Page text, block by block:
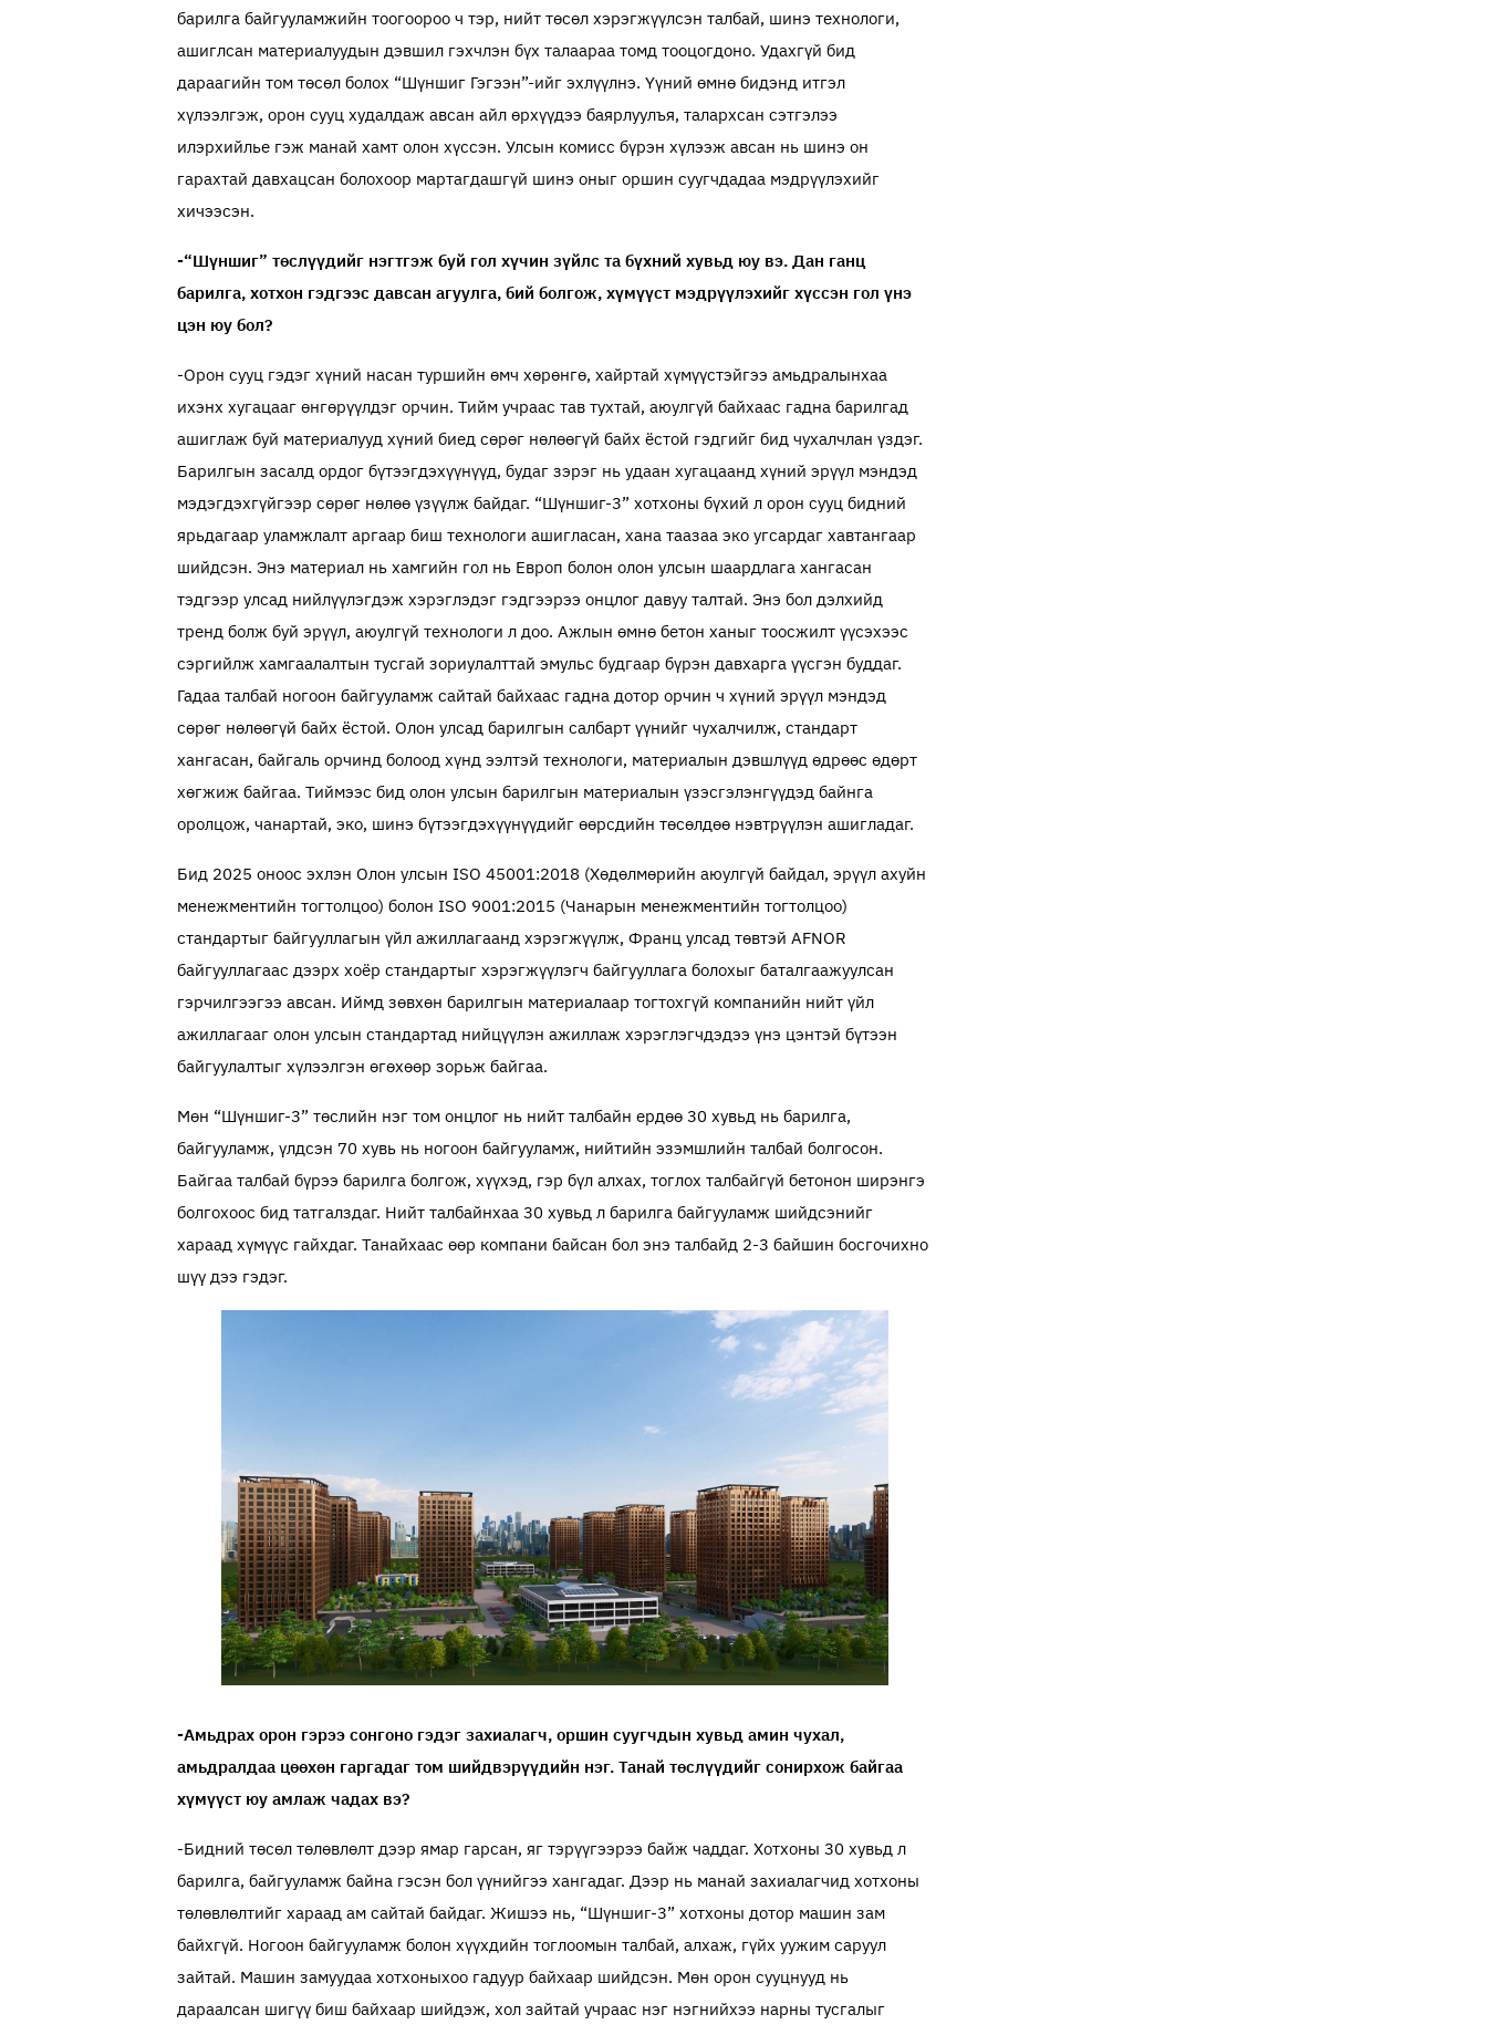
барилга байгууламжийн тоогоороо ч тэр, нийт төсөл хэрэгжүүлсэн талбай, шинэ технологи,
ашиглсан материалуудын дэвшил гэхчлэн бүх талаараа томд тооцогдоно. Удахгүй бид
дараагийн том төсөл болох “Шүншиг Гэгээн”-ийг эхлүүлнэ. Үүний өмнө бидэнд итгэл
хүлээлгэж, орон сууц худалдаж авсан айл өрхүүдээ баярлуулъя, талархсан сэтгэлээ
илэрхийлье гэж манай хамт олон хүссэн. Улсын комисс бүрэн хүлээж авсан нь шинэ он
гарахтай давхацсан болохоор мартагдашгүй шинэ оныг оршин суугчдадаа мэдрүүлэхийг
хичээсэн.
-“Шүншиг” төслүүдийг нэгтгэж буй гол хүчин зүйлс та бүхний хувьд юу вэ. Дан ганц
барилга, хотхон гэдгээс давсан агуулга, бий болгож, хүмүүст мэдрүүлэхийг хүссэн гол үнэ
цэн юу бол?
-Орон сууц гэдэг хүний насан туршийн өмч хөрөнгө, хайртай хүмүүстэйгээ амьдралынхаа
ихэнх хугацааг өнгөрүүлдэг орчин. Тийм учраас тав тухтай, аюулгүй байхаас гадна барилгад
ашиглаж буй материалууд хүний биед сөрөг нөлөөгүй байх ёстой гэдгийг бид чухалчлан үздэг.
Барилгын засалд ордог бүтээгдэхүүнүүд, будаг зэрэг нь удаан хугацаанд хүний эрүүл мэндэд
мэдэгдэхгүйгээр сөрөг нөлөө үзүүлж байдаг. “Шүншиг-3” хотхоны бүхий л орон сууц бидний
ярьдагаар уламжлалт аргаар биш технологи ашигласан, хана таазаа эко угсардаг хавтангаар
шийдсэн. Энэ материал нь хамгийн гол нь Европ болон олон улсын шаардлага хангасан
тэдгээр улсад нийлүүлэгдэж хэрэглэдэг гэдгээрээ онцлог давуу талтай. Энэ бол дэлхийд
тренд болж буй эрүүл, аюулгүй технологи л доо. Ажлын өмнө бетон ханыг тоосжилт үүсэхээс
сэргийлж хамгаалалтын тусгай зориулалттай эмульс будгаар бүрэн давхарга үүсгэн буддаг.
Гадаа талбай ногоон байгууламж сайтай байхаас гадна дотор орчин ч хүний эрүүл мэндэд
сөрөг нөлөөгүй байх ёстой. Олон улсад барилгын салбарт үүнийг чухалчилж, стандарт
хангасан, байгаль орчинд болоод хүнд ээлтэй технологи, материалын дэвшлүүд өдрөөс өдөрт
хөгжиж байгаа. Тиймээс бид олон улсын барилгын материалын үзэсгэлэнгүүдэд байнга
оролцож, чанартай, эко, шинэ бүтээгдэхүүнүүдийг өөрсдийн төсөлдөө нэвтрүүлэн ашигладаг.
Бид 2025 оноос эхлэн Олон улсын ISO 45001:2018 (Хөдөлмөрийн аюулгүй байдал, эрүүл ахуйн
менежментийн тогтолцоо) болон ISO 9001:2015 (Чанарын менежментийн тогтолцоо)
стандартыг байгууллагын үйл ажиллагаанд хэрэгжүүлж, Франц улсад төвтэй AFNOR
байгууллагаас дээрх хоёр стандартыг хэрэгжүүлэгч байгууллага болохыг баталгаажуулсан
гэрчилгээгээ авсан. Иймд зөвхөн барилгын материалаар тогтохгүй компанийн нийт үйл
ажиллагааг олон улсын стандартад нийцүүлэн ажиллаж хэрэглэгчдэдээ үнэ цэнтэй бүтээн
байгуулалтыг хүлээлгэн өгөхөөр зорьж байгаа.
Мөн “Шүншиг-3” төслийн нэг том онцлог нь нийт талбайн ердөө 30 хувьд нь барилга,
байгууламж, үлдсэн 70 хувь нь ногоон байгууламж, нийтийн эзэмшлийн талбай болгосон.
Байгаа талбай бүрээ барилга болгож, хүүхэд, гэр бүл алхах, тоглох талбайгүй бетонон ширэнгэ
болгохоос бид татгалз­даг. Нийт талбайнхаа 30 хувьд л барилга байгууламж шийдсэнийг
хараад хүмүүс гайхдаг. Танайхаас өөр компани байсан бол энэ талбайд 2-3 бай­шин босгочихно
шүү дээ гэдэг.
-Амьдрах орон гэрээ сонгоно гэдэг захиалагч, оршин суугчдын хувьд амин чухал,
амьдралдаа цөөхөн гаргадаг том шийдвэрүүдийн нэг. Танай төслүүдийг сонирхож байгаа
хүмүүст юу амлаж чадах вэ?
-Бидний төсөл төлөвлөлт дээр ямар гарсан, яг тэрүүгээрээ байж чаддаг. Хотхоны 30 хувьд л
барилга, байгууламж байна гэсэн бол үүнийгээ хангадаг. Дээр нь манай захиалагчид хотхоны
төлөвлөлтийг хараад ам сайтай байдаг. Жишээ нь, “Шүншиг-3” хотхоны дотор машин зам
байхгүй. Ногоон байгууламж болон хүүхдийн тоглоомын талбай, алхаж, гүйх уужим саруул
зайтай. Машин замуудаа хотхоныхоо гадуур байхаар шийдсэн. Мөн орон сууцнууд нь
дараалсан шигүү биш байхаар шийдэж, хол зайтай учраас нэг нэгнийхээ нарны тусгалыг